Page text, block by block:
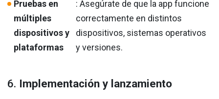
Pruebas en
múltiples
dispositivos y
plataformas
: Asegúrate de que la app funcione
correctamente en distintos
dispositivos, sistemas operativos
y versiones.
6. Implementación y lanzamiento